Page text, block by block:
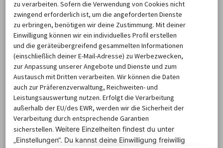
Stadt wahrlich so einiges zu bieten und kann auf einer
Tour mit dem Wagen einer Autovermietung aus Meran
bequem erkundet werden.
Attraktionen und Sehenswürdigkeiten
in Meran
Ein guter Startpunkt für eine Fahrt mit dem Mietwagen in
Meran ist das Kurhaus. Dieses befindet sich im Herzen der
Stadt und gilt als das wichtigste Wahrzeichen vor Ort. In
zwei Bauabschnitten 1874 beziehungswiese 1912 bis 1914
zu verarbeiten. Sofern die Verwendung von Cookies nicht
zwingend erforderlich ist, um die angeforderten Dienste
zu erbringen, benötigen wir deine Zustimmung. Mit deiner
Einwilligung können wir ein individuelles Profil erstellen
und die geräteübergreifend gesammelten Informationen
(einschließlich deiner E-Mail-Adresse) zu Werbezwecken,
zur Anpassung unserer Angebote und Dienste und zum
Austausch mit Dritten verarbeiten. Wir können die Daten
auch zur Präferenzverwaltung, Reichweiten- und
Leistungsauswertung nutzen. Erfolgt die Verarbeitung
außerhalb der EU/des EWR, werden wir die Sicherheit der
Verarbeitung durch entsprechende Garantien
sicherstellen.Weitere Einzelheiten findest du unter
„Einstellungen“. Du kannst deine Einwilligung freiwillig